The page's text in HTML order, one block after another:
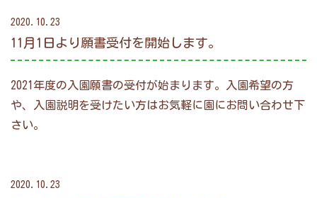
2020.10.23
11月1日より願書受付を開始します。
2021年度の入園願書の受付が始まります。入園希望の方
や、入園説明を受けたい方はお気軽に園にお問い合わせ下
さい。
2020.10.23